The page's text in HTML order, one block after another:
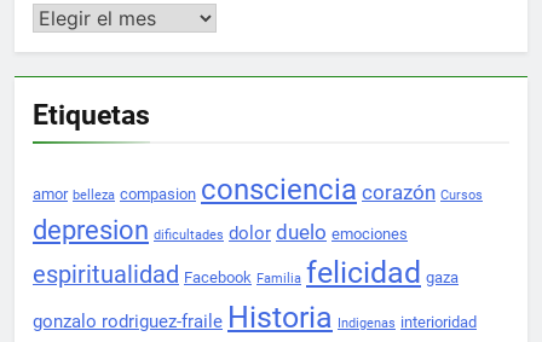
Archivos
Etiquetas
amor belleza compasion consciencia corazón Cursos
depresion dificultades dolor duelo emociones
espiritualidad Facebook Familia felicidad gaza
gonzalo rodriguez-fraile Historia Indigenas interioridad